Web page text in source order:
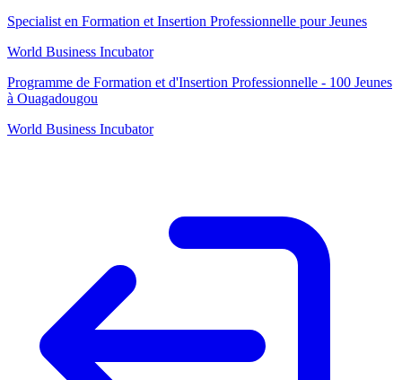
Specialist en Formation et Insertion Professionnelle pour Jeunes
World Business Incubator
Programme de Formation et d'Insertion Professionnelle - 100 Jeunes
à Ouagadougou
World Business Incubator